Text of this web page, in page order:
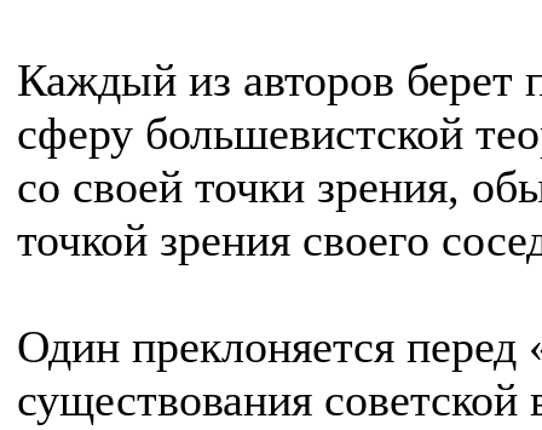
Каждый из авторов
сферу большевистской
со своей точки зрения,
точкой зрения своего
Один преклоняется
существования